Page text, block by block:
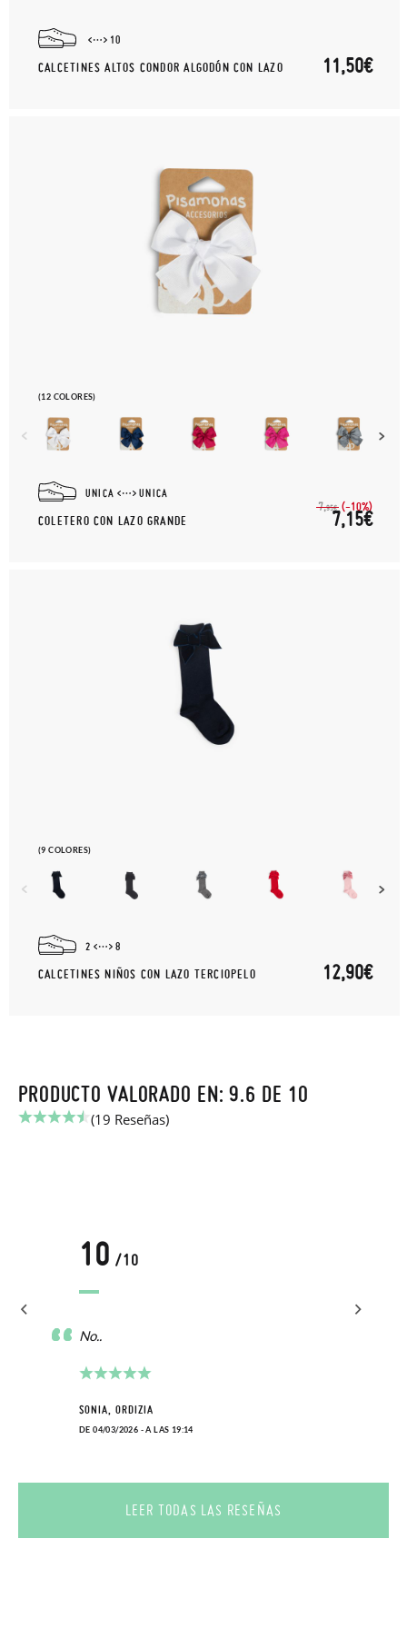
10
CALCETINES ALTOS CONDOR ALGODÓN CON LAZO 11,50€
(12 COLORES)
UNICA UNICA
COLETERO CON LAZO GRANDE
7,95€ (-10%)
7,15€
(9 COLORES)
2 8
CALCETINES NIÑOS CON LAZO TERCIOPELO 12,90€
PRODUCTO VALORADO EN: 9.6 DE 10
(19 Reseñas)
10 /10
No..
SONIA, ORDIZIA
DE 04/03/2026 - A LAS 19:14
LEER TODAS LAS RESEÑAS